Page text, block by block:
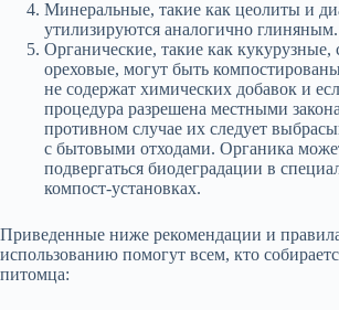
Минеральные, такие как цеолиты и
утилизируются аналогично глиняным.
Органические, такие как кукурузные,
ореховые, могут быть
не содержат химических добавок и
процедура разрешена местными
противном случае их следует
с бытовыми отходами. Органика
подвергаться биодеградации в
компост-установках.
Приведенные ниже рекомендации и
использованию помогут всем, кто
питомца: